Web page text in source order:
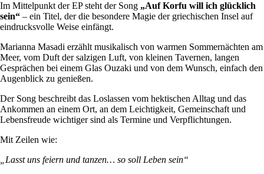
Im Mittelpunkt der EP steht der Song „Auf Korfu will ich glücklich
sein“ – ein Titel, der die besondere Magie der griechischen Insel auf
eindrucksvolle Weise einfängt.
Marianna Masadi erzählt musikalisch von warmen Sommernächten am
Meer, vom Duft der salzigen Luft, von kleinen Tavernen, langen
Gesprächen bei einem Glas Ouzaki und von dem Wunsch, einfach den
Augenblick zu genießen.
Der Song beschreibt das Loslassen vom hektischen Alltag und das
Ankommen an einem Ort, an dem Leichtigkeit, Gemeinschaft und
Lebensfreude wichtiger sind als Termine und Verpflichtungen.
Mit Zeilen wie:
„Lasst uns feiern und tanzen… so soll Leben sein“